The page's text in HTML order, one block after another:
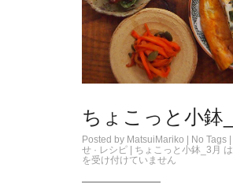
ちょこっと小鉢
Posted by MatsuiMariko | No Tags |
せ · レシピ ちょこっと小鉢_3月 は
を受け付けていません